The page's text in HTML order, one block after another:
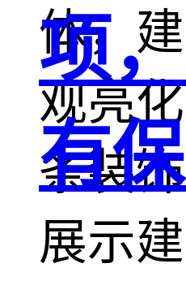
体，
观亮
条装饰
展示
项
有